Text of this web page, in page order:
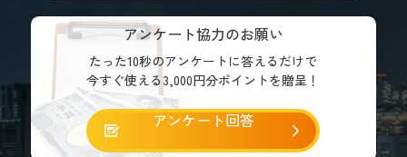
アンケート協力のお願い
たった10秒のアンケートに答えるだけで
今すぐ使える3,000円分ポイントを贈呈！
アンケート回答